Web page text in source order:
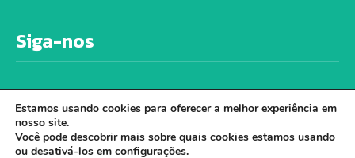
Siga-nos
Estamos usando cookies para oferecer a melhor experiência em
nosso site.
Você pode descobrir mais sobre quais cookies estamos usando
ou desativá-los em configurações.